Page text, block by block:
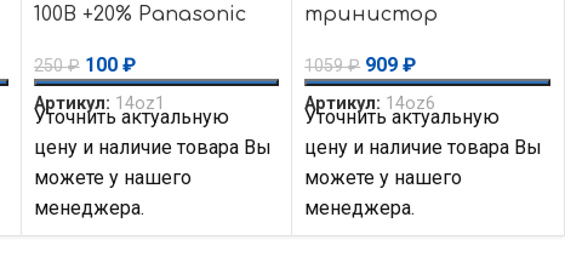
100В +20% Panasonic
алюминиевый
электролит
250₽ 100 ₽
Артикул: 14oz1
Уточнить актуальную
цену и наличие товара Вы
можете у нашего
менеджера.
тринистор
800В ON
Semiconductor
Fairchild
1059₽ 909₽
Артикул: 14oz6
Уточнить актуальную
цену и наличие товара Вы
можете у нашего
менеджера.